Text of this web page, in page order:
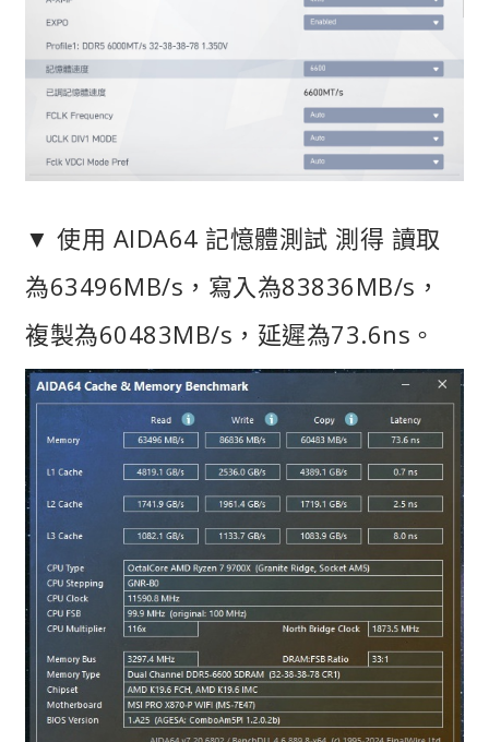
▼ 使用 AIDA64 記憶體測試 測得 讀取
為63496MB/s，寫入為83836MB/s，
複製為60483MB/s，延遲為73.6ns。